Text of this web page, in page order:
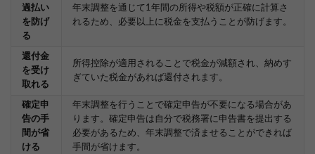
過払い
を防げ
る
年末調整を通じて1年間の所得や税額が正確に計算さ
れるため、必要以上に税金を支払うことが防げます。
還付金
を受け
取れる
所得控除が適用されることで税金が減額され、納めす
ぎていた税金があれば還付されます。
確定申
告の手
間が省
ける
年末調整を行うことで確定申告が不要になる場合があ
ります。確定申告は自分で税務署に申告書を提出する
必要があるため、年末調整で済ませることができれば
手間が省けます。